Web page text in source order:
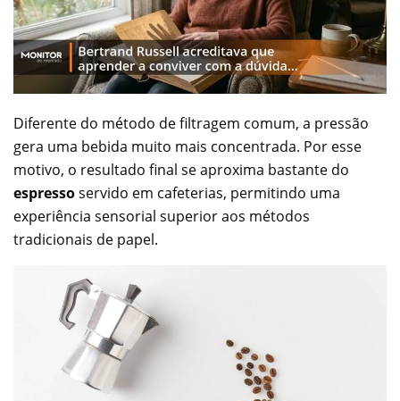
Diferente do método de filtragem comum, a pressão
gera uma bebida muito mais concentrada. Por esse
motivo, o resultado final se aproxima bastante do
espressoservido em cafeterias, permitindo uma
experiência sensorial superior aos métodos
tradicionais de papel.